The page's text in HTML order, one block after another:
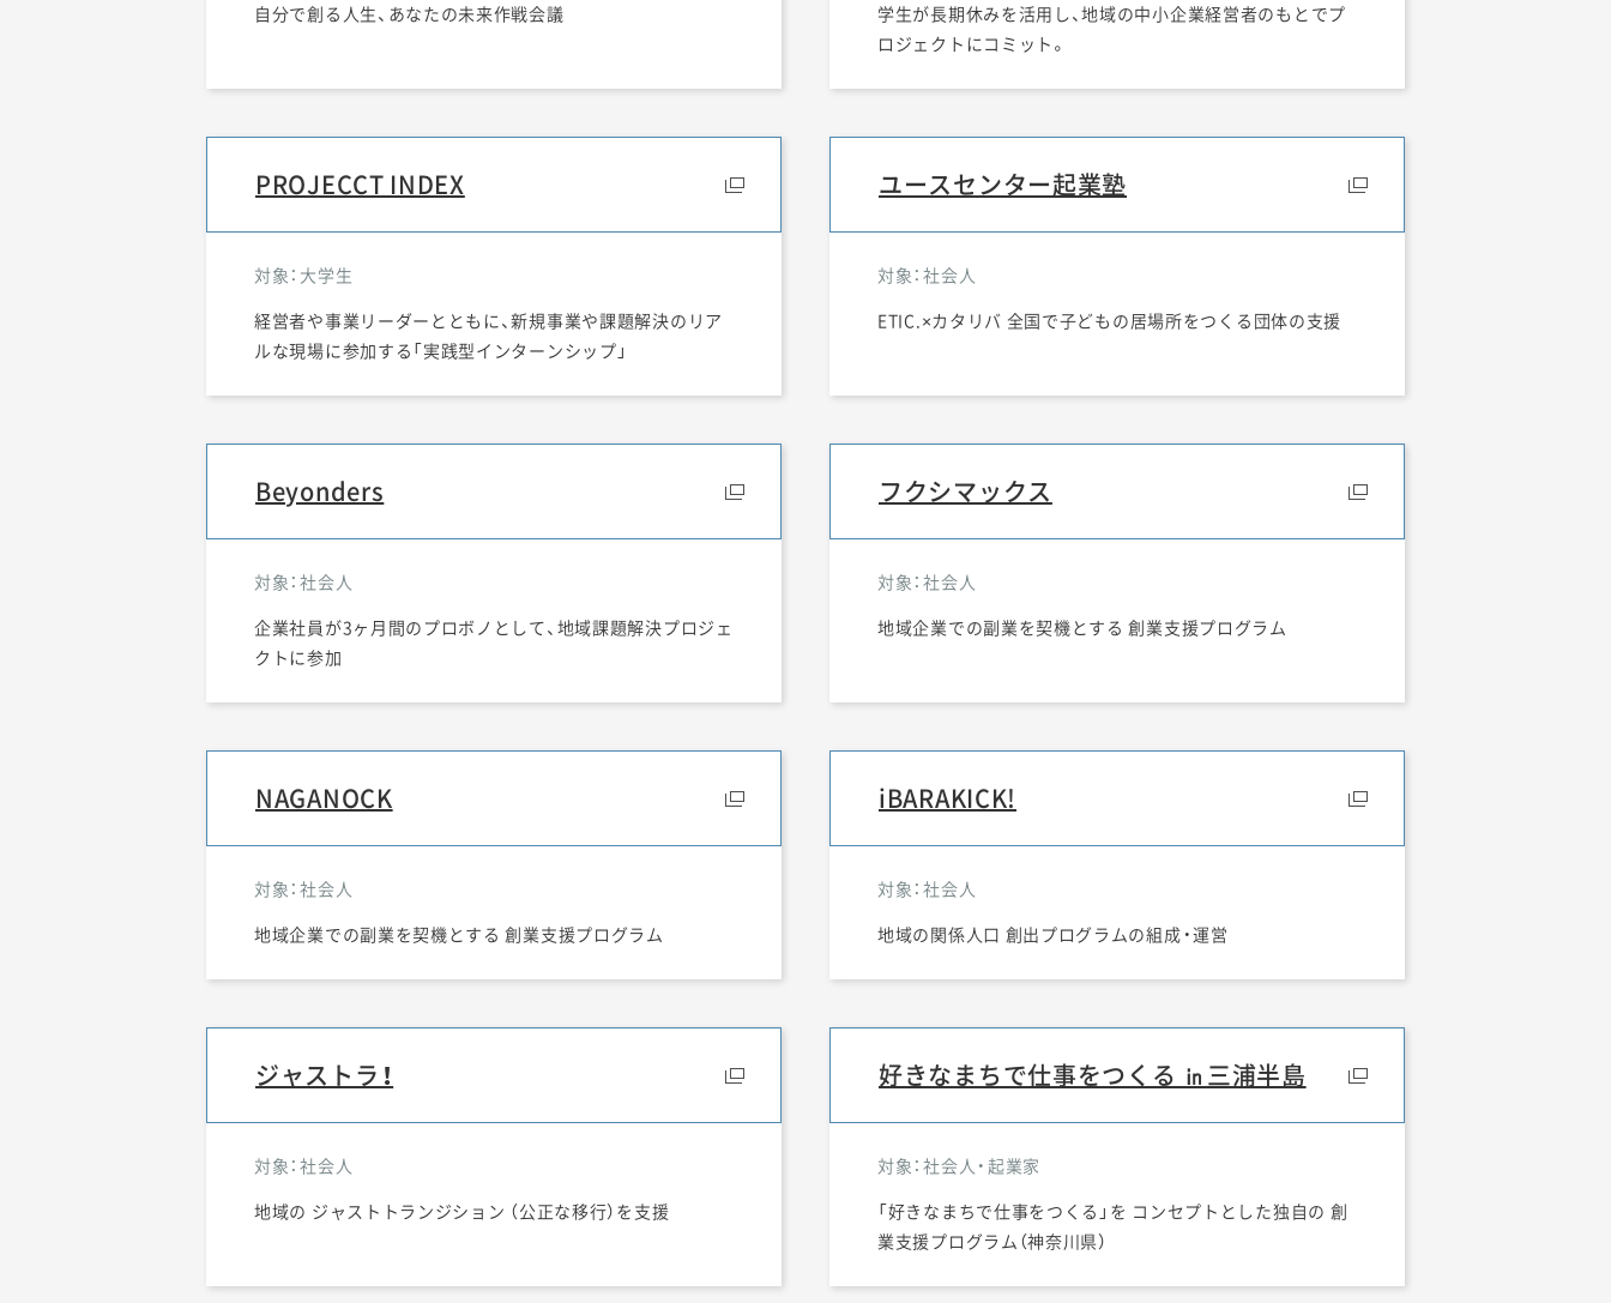
自分で創る人生、あなたの未来作戦会議
学生が長期休みを活用し、地域の中小企業経営者のもとでプ
ロジェクトにコミット。
PROJECCT INDEX
対象：大学生
経営者や事業リーダーとともに、新規事業や課題解決のリア
ルな現場に参加する「実践型インターンシップ」
ユースセンター起業塾
対象：社会人
ETIC.×カタリバ 全国で子どもの居場所をつくる団体の支援
Beyonders
対象：社会人
企業社員が3ヶ月間のプロボノとして、地域課題解決プロジェ
クトに参加
フクシマックス
対象：社会人
地域企業での副業を契機とする 創業支援プログラム
NAGANOCK
対象：社会人
地域企業での副業を契機とする 創業支援プログラム
iBARAKICK!
対象：社会人
地域の関係人口 創出プログラムの組成・運営
ジャストラ！
対象：社会人
地域の ジャストトランジション （公正な移行）を支援
好きなまちで仕事をつくる ㏌三浦半島
対象：社会人・起業家
「好きなまちで仕事をつくる」を コンセプトとした独自の 創
業支援プログラム（神奈川県）